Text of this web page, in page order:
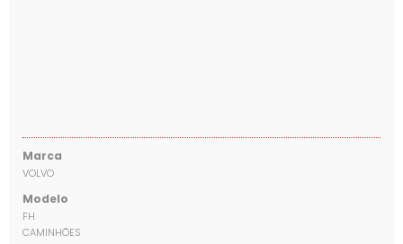
Marca
VOLVO
Modelo
FH
CAMINHÕES